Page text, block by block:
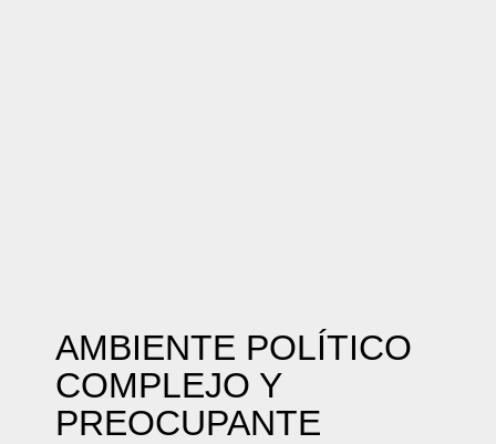
AMBIENTE POLÍTICO
COMPLEJO Y
PREOCUPANTE